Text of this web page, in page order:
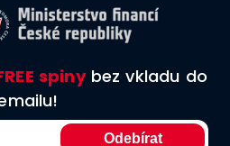
spinybez vkladu do